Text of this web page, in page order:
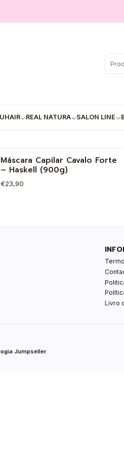
REAL NATURA SALON LINE
Óleos (300g)
Máscara Capilar Cavalo Forte
– Haskell (900g)
€23,90
Livro
Jumpseller.